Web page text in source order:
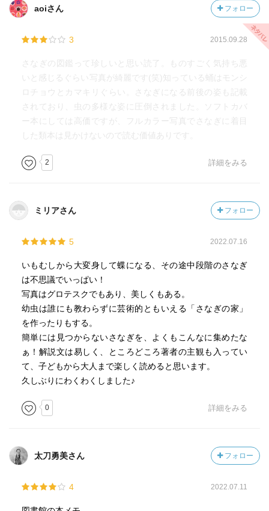
aoiさん フォロー
3 2015.09.28
さなぎの図鑑って珍しいと思い読了。ものすごく気持ち悪
いと感じるぐらい写真が綺麗です(笑)知っている蛹はモンシ
ロチョウとカマキリぐらい。さなぎになる前後の姿も記載
されており、虫の多様な姿に圧倒されました。ソフトカバ
ー本にしては高価ですが、フルカラー写真でさなぎに着目
した類本は見かけないので読む価値ありです。
2 詳細をみる
ミリアさん フォロー
5 2022.07.16
いもむしから大変身して蝶になる、その途中段階のさなぎ
は不思議でいっぱい！
写真はグロテスクでもあり、美しくもある。
幼虫は誰にも教わらずに芸術的ともいえる「さなぎの家」
を作ったりもする。
簡単には見つからないさなぎを、よくもこんなに集めたな
ぁ！解説文は易しく、ところどころ著者の主観も入ってい
て、子どもから大人まで楽しく読めると思います。
久しぶりにわくわくしました♪
0 詳細をみる
太刀勇美さん フォロー
4 2022.07.11